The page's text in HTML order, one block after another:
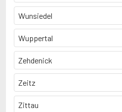
Wunsiedel
Wuppertal
Zehdenick
Zeitz
Zittau